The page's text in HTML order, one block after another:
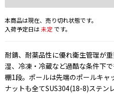
本商品は現在、売り切れ状態です。
入荷予定日は未定 です。
耐錆、耐薬品性に優れ衛生管理が
湿、冷凍・冷蔵など過酷な条件下
棚1段。ポールは先端のポールキャ
ナットも全てSUS304(18-8)ステン